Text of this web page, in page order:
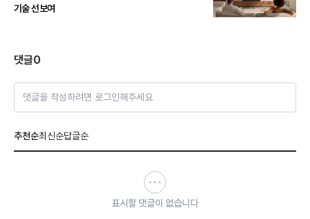
기술 선보여
댓글0
댓글을 작성하려면 로그인해주세요
추천순최신순답글순
표시할 댓글이 없습니다